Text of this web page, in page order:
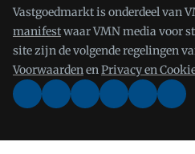
Vastgoedmarkt is onderdeel van
manifestwaar VMN media voor
site zijn de volgende regelingen
VoorwaardenenPrivacy en